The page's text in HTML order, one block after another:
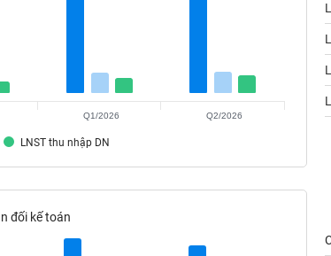
LNST thu nhập DN
Q1/2026 Q2/2026
đối kế toán